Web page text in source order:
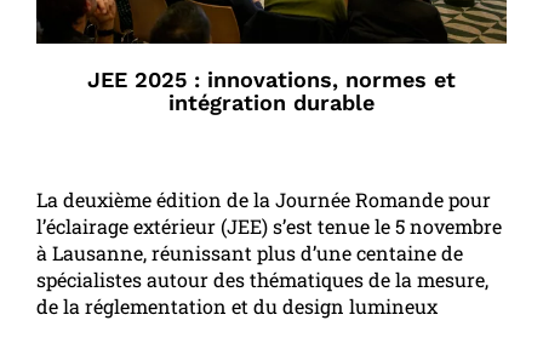
JEE 2025 : innovations, normes et
intégration durable
La deuxième édition de la Journée Romande pour
l’éclairage extérieur (JEE) s’est tenue le 5 novembre
à Lausanne, réunissant plus d’une centaine de
spécialistes autour des thématiques de la mesure,
de la réglementation et du design lumineux